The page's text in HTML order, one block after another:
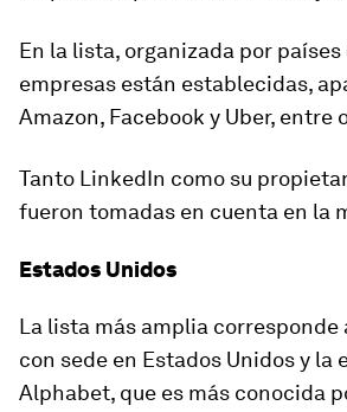
En la lista, organizada por
empresas están establecidas,
Amazon, Facebook y Uber, entre
Tanto LinkedIn como su
fueron tomadas en cuenta en la
Estados Unidos
La lista más amplia corresponde
con sede en Estados Unidos y la
Alphabet, que es más conocida